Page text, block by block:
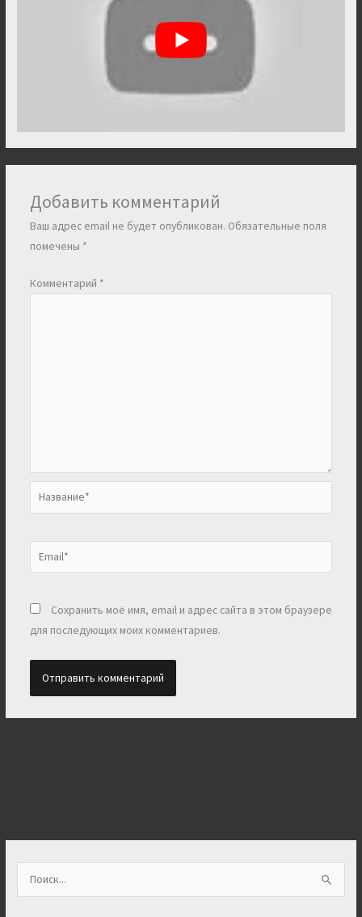
Добавить комментарий
Ваш адрес email не будет опубликован. Обязательные поля
помечены *
Комментарий *
Название*
Email*
Сохранить моё имя, email и адрес сайта в этом браузере
для последующих моих комментариев.
о